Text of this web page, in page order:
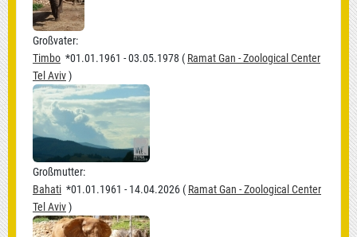
Großvater:
Timbo *01.01.1961 - 03.05.1978 ( Ramat Gan - Zoological Center
Tel Aviv)
Großmutter:
Bahati *01.01.1961 - 14.04.2026 ( Ramat Gan - Zoological Center
Tel Aviv)